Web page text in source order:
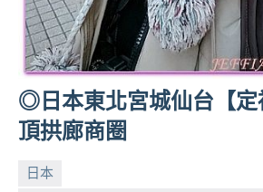
◎日本東北宮城仙台【定
頂拱廊商圈
日本